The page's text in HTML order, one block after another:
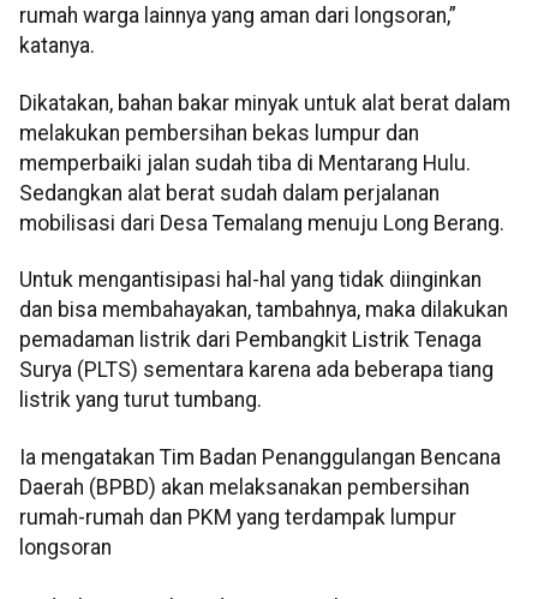
rumah warga lainnya yang aman dari longsoran,”
katanya.
Dikatakan, bahan bakar minyak untuk alat berat dalam
melakukan pembersihan bekas lumpur dan
memperbaiki jalan sudah tiba di Mentarang Hulu.
Sedangkan alat berat sudah dalam perjalanan
mobilisasi dari Desa Temalang menuju Long Berang.
Untuk mengantisipasi hal-hal yang tidak diinginkan
dan bisa membahayakan, tambahnya, maka dilakukan
pemadaman listrik dari Pembangkit Listrik Tenaga
Surya (PLTS) sementara karena ada beberapa tiang
listrik yang turut tumbang.
Ia mengatakan Tim Badan Penanggulangan Bencana
Daerah (BPBD) akan melaksanakan pembersihan
rumah-rumah dan PKM yang terdampak lumpur
longsoran